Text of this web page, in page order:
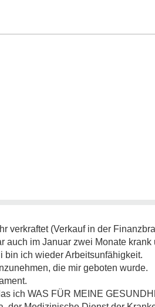
verkraftet (Verkauf in der
auch im Januar zwei Monate
bin ich wieder Arbeitsunfähigkeit.
die mir geboten wurde.
ich WAS FÜR MEINE